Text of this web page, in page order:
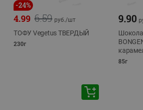
-24%
6.59
4.99 руб./шт
ТОФУ Vegetus ТВЕРДЫЙ
230г
9.90
85г